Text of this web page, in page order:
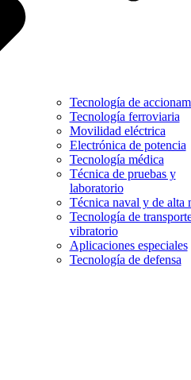
Tecnología de
Tecnología ferroviaria
Movilidad eléctrica
Electrónica de potencia
Tecnología médica
Técnica de pruebas y
laboratorio
Técnica naval y de alta
Tecnología de
vibratorio
Aplicaciones especiales
Tecnología de defensa